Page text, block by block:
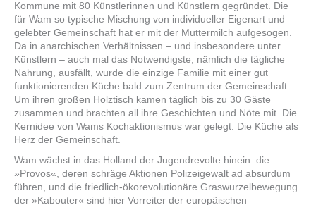
Kommune mit 80 Künstlerinnen und Künstlern gegründet. Die
für Wam so typische Mischung von individueller Eigenart und
gelebter Gemeinschaft hat er mit der Muttermilch aufgesogen.
Da in anarchischen Verhältnissen – und insbesondere unter
Künstlern – auch mal das Notwendigste, nämlich die tägliche
Nahrung, ausfällt, wurde die einzige Familie mit einer gut
funktionierenden Küche bald zum Zentrum der Gemeinschaft.
Um ihren großen Holztisch kamen täglich bis zu 30 Gäste
zusammen und brachten all ihre Geschichten und Nöte mit. Die
Kernidee von Wams Kochaktionismus war gelegt: Die Küche als
Herz der Gemeinschaft.
Wam wächst in das Holland der Jugendrevolte hinein: die
»Provos«, deren schräge Aktionen Polizeigewalt ad absurdum
führen, und die friedlich-ökorevolutionäre Graswurzelbewegung
der »Kabouter« sind hier Vorreiter der europäischen